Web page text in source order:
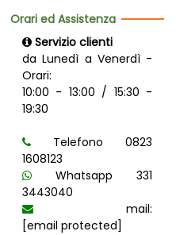
Orari ed Assistenza
Servizio clienti
da Lunedì a Venerdì -
Orari:
10:00 - 13:00 / 15:30 -
19:30
Telefono 0823
1608123
Whatsapp 331
3443040
mail:
[email protected]